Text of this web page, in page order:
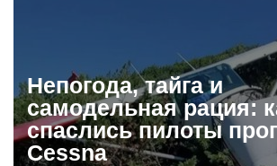
Непогода, тайга и
самодельная рация:
спаслись пилоты
Cessna